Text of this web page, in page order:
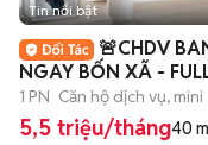
Tin nổi bật
🚨CHDV
NGAY BỐN XÃ -
1 PN Căn hộ dịch vụ, mini
5,5 triệu/tháng40